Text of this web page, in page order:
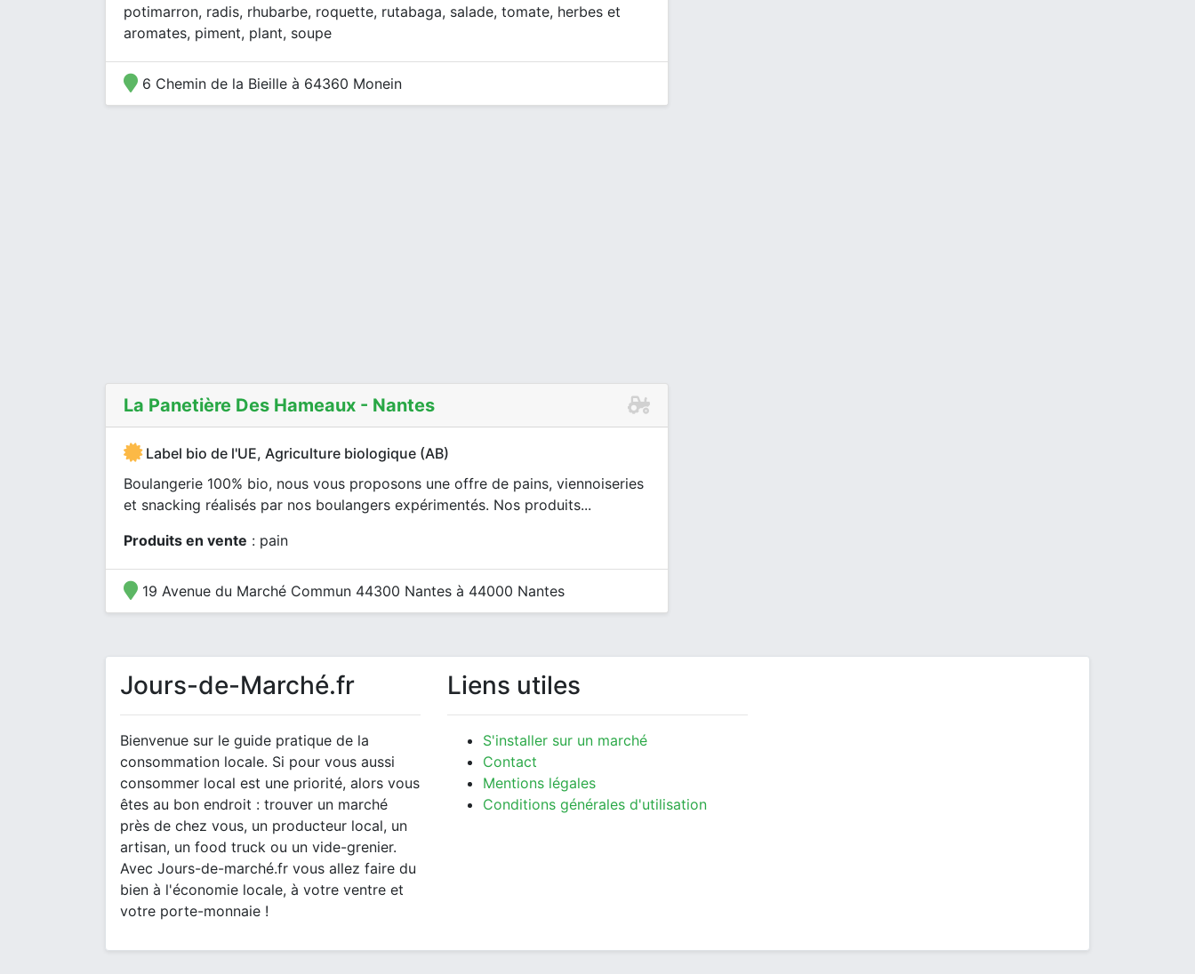
potimarron, radis, rhubarbe, roquette, rutabaga, salade, tomate, herbes et
aromates, piment, plant, soupe
6 Chemin de la Bieille à 64360 Monein
La Panetière Des Hameaux - Nantes
Label bio de l'UE, Agriculture biologique (AB)
Boulangerie 100% bio, nous vous proposons une offre de pains, viennoiseries
et snacking réalisés par nos boulangers expérimentés. Nos produits...
Produits en vente : pain
19 Avenue du Marché Commun 44300 Nantes à 44000 Nantes
Jours-de-Marché.fr
Bienvenue sur le guide pratique de la
consommation locale. Si pour vous aussi
consommer local est une priorité, alors vous
êtes au bon endroit : trouver un marché
près de chez vous, un producteur local, un
artisan, un food truck ou un vide-grenier.
Avec Jours-de-marché.fr vous allez faire du
bien à l'économie locale, à votre ventre et
votre porte-monnaie !
Liens utiles
S'installer sur un marché
Contact
Mentions légales
Conditions générales d'utilisation